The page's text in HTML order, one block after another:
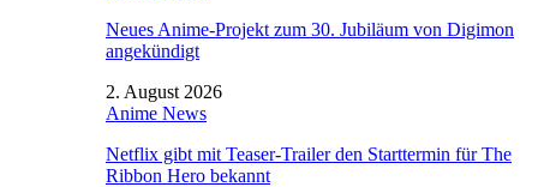
Neues Anime-Projekt zum 30. Jubiläum von Digimon
angekündigt
2. August 2026
Anime News
Netflix gibt mit Teaser-Trailer den Starttermin für The
Ribbon Hero bekannt